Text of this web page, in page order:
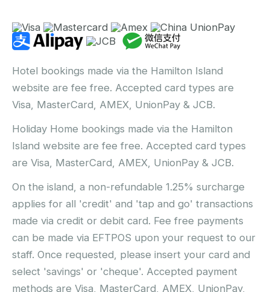
Hotel bookings made via the Hamilton Island
website are fee free. Accepted card types are
Visa, MasterCard, AMEX, UnionPay & JCB.
Holiday Home bookings made via the Hamilton
Island website are fee free. Accepted card types
are Visa, MasterCard, AMEX, UnionPay & JCB.
On the island, a non-refundable 1.25% surcharge
applies for all 'credit' and 'tap and go' transactions
made via credit or debit card. Fee free payments
can be made via EFTPOS upon your request to our
staff. Once requested, please insert your card and
select 'savings' or 'cheque'. Accepted payment
methods are Visa, MasterCard, AMEX, UnionPay,